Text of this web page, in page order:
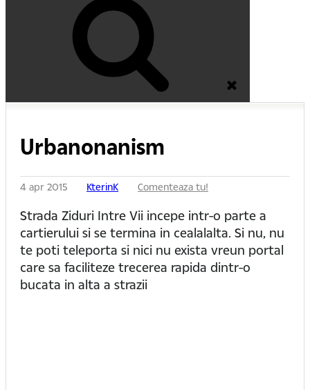
Urbanonanism
4 apr 2015 KterinK Comenteaza tu!
Strada Ziduri Intre Vii incepe intr-o parte a
cartierului si se termina in cealalalta. Si nu, nu
te poti teleporta si nici nu exista vreun portal
care sa faciliteze trecerea rapida dintr-o
bucata in alta a strazii